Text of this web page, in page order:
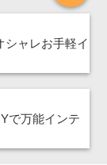
シャレお手軽イ
で万能インテ